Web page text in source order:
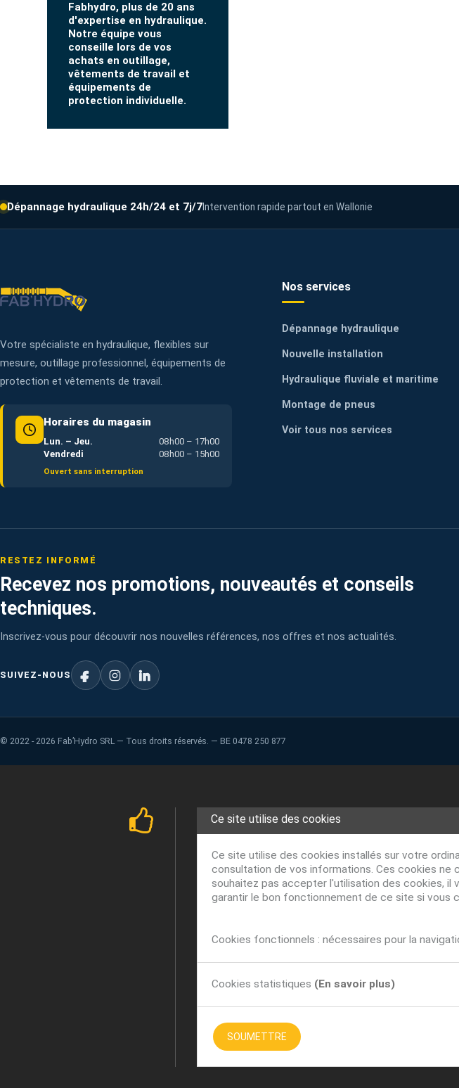
Fabhydro, plus de 20 ans
d'expertise en hydraulique.
Notre équipe vous
conseille lors de vos
achats en outillage,
vêtements de travail et
équipements de
protection individuelle.
Dépannage hydraulique 24h/24 et 7j/7Intervention rapide partout en Wallonie
Votre spécialiste en hydraulique, flexibles sur
mesure, outillage professionnel, équipements de
protection et vêtements de travail.
Horaires du magasin
Lun. – Jeu.
08h00 – 17h00
Vendredi
08h00 – 15h00
Ouvert sans interruption
Nos services
Dépannage hydraulique
Nouvelle installation
Hydraulique fluviale et maritime
Montage de pneus
Voir tous nos services
RESTEZ INFORMÉ
Recevez nos promotions, nouveautés et conseils
techniques.
Inscrivez-vous pour découvrir nos nouvelles références, nos offres et nos actualités.
SUIVEZ-NOUS
© 2022 - 2026 Fab’Hydro SRL — Tous droits réservés. — BE 0478 250 877
Ce site utilise des cookies
Ce site utilise des cookies installés sur votre
consultation de vos informations. Ces cookies ne
souhaitez pas accepter l'utilisation des cookies, il
garantir le bon fonctionnement de ce site si vous
Cookies fonctionnels : nécessaires pour la
Cookies statistiques (En savoir plus)
SOUMETTRE